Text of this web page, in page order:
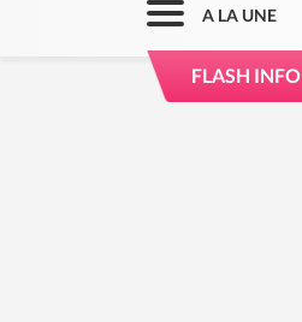
A LA UNE
FLASH INFO